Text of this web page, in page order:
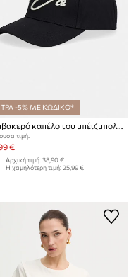
-5% ΜΕ ΚΩΔΙΚΟ*
Βαμβακερό καπέλο του μπέιζμπολ Liu Jo
τιμή:
€
Αρχική τιμή:38,90 €
Η χαμηλότερη τιμή:25,99 €